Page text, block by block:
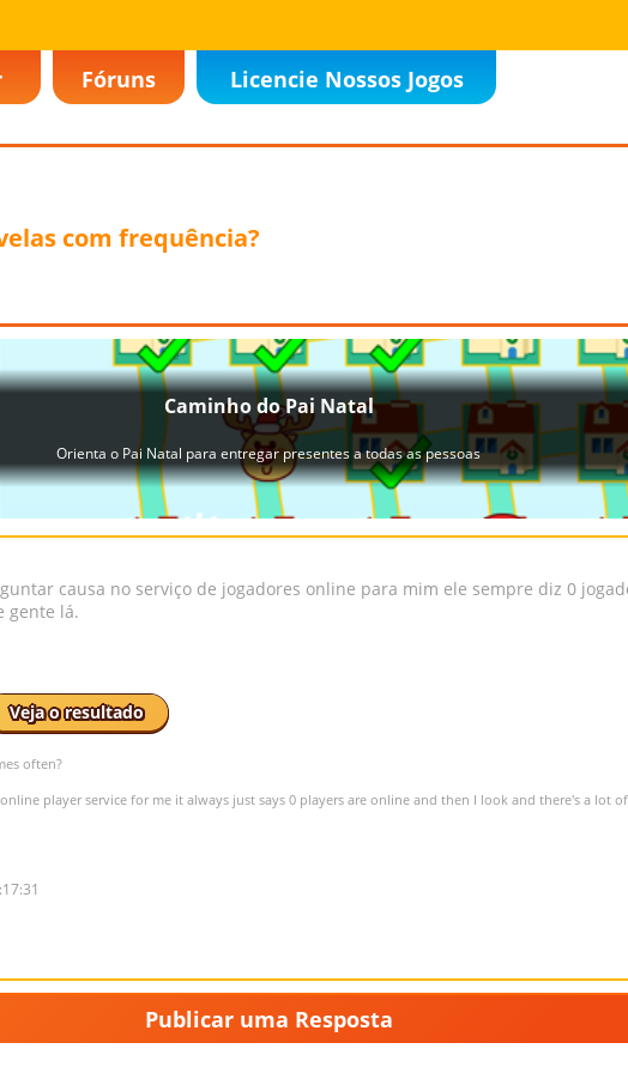
Fóruns Licencie Nossos Jogos
com frequência?
causa no serviço de jogadores online para mim ele sempre diz 0
gente lá.
Veja o resultado
often?
player service for me it always just says 0 players are online and then I look and there's a lot
Publicar uma Resposta